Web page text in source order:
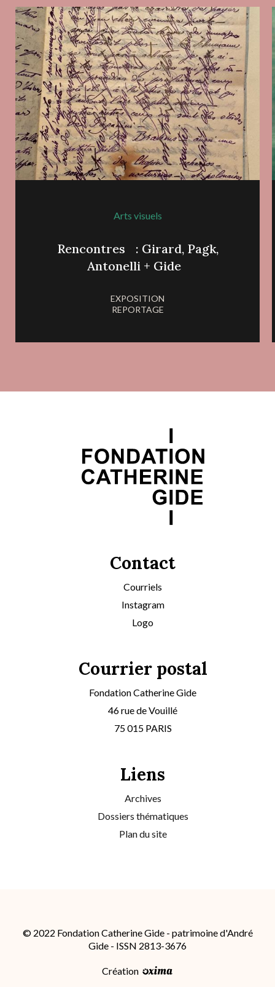
Arts visuels
Rencontres : Girard, Pagk,
Antonelli + Gide
EXPOSITION
REPORTAGE
Contact
Courriels
Instagram
Logo
Courrier postal
Fondation Catherine Gide
46 rue de Vouillé
75 015 PARIS
Liens
Archives
Dossiers thématiques
Plan du site
© 2022 Fondation Catherine Gide - patrimoine d'André
Gide - ISSN 2813-3676
Création